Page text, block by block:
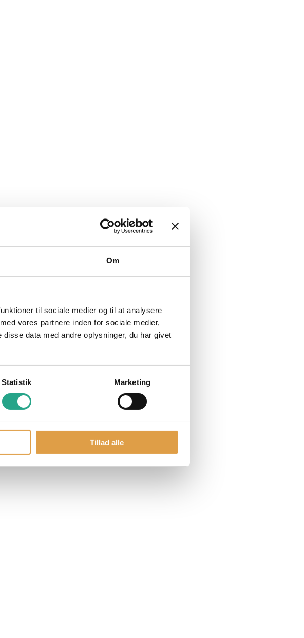
Om
til sociale medier og til at analysere
vores partnere inden for sociale medier,
data med andre oplysninger, du har givet
Statistik Marketing
Tillad alle